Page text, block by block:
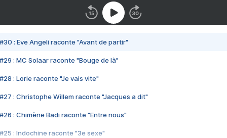
#30 : Eve Angeli raconte "Avant de partir"
#29 : MC Solaar raconte "Bouge de là"
#28 : Lorie raconte "Je vais vite"
#27 : Christophe Willem raconte "Jacques a dit"
#26 : Chimène Badi raconte "Entre nous"
#25 : Indochine raconte "3e sexe"